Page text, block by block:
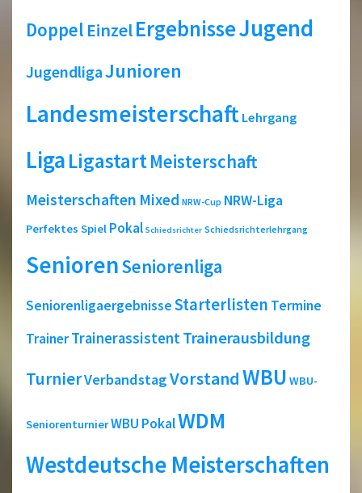
Doppel EinzelErgebnisseJugend
JugendligaJunioren
Landesmeisterschaft Lehrgang
LigaLigastartMeisterschaft
Meisterschaften Mixed NRW-Cup NRW-Liga
Perfektes Spiel Pokal Schiedsrichter Schiedsrichterlehrgang
SeniorenSeniorenliga
SeniorenligaergebnisseStarterlisten Termine
TrainerTrainerassistentTrainerausbildung
TurnierVerbandstagVorstandWBU WBU-
SeniorenturnierWBU PokalWDM
Westdeutsche Meisterschaften